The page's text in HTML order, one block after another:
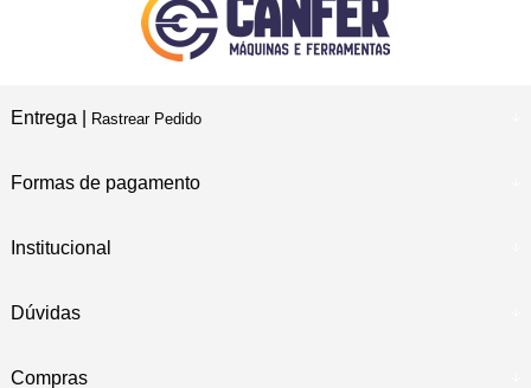
Entrega | Rastrear Pedido
Formas de pagamento
Institucional
Dúvidas
Compras